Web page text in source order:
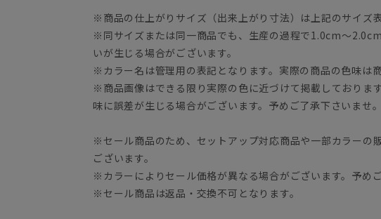
※商品の仕上がりサイズ（出来上がり寸法）は上記のサイズ
※同サイズまたは同一商品でも、生産の過程で1.0cm～
いが生じる場合がございます。
※カラー名は管理用の表記となります。実際の商品の色味は
※商品画像はできる限り実際の色に近づけて掲載しておりま
味に誤差が生じる場合がございます。予めご了承下さいませ。
※セール商品のため、セットアップ対応商品や一部カラーの
ございます。
※カラーによりセール価格が異なる場合がございます。予め
※セール商品は返品・交換不可となります。